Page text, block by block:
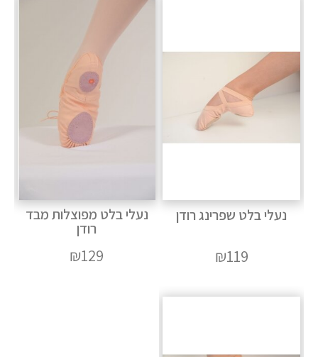
נעלי בלט שפרינג רודן
₪119
נעלי בלט מפוצלות מבד
רודן
₪129